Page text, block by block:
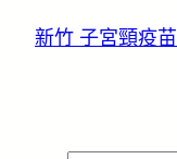
新竹 子宮頸疫苗